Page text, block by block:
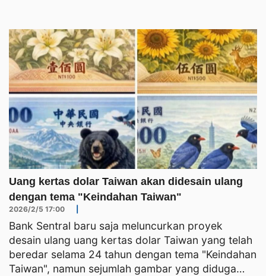
Uang kertas dolar Taiwan akan didesain ulang
dengan tema "Keindahan Taiwan"
2026/2/5 17:00
Bank Sentral baru saja meluncurkan proyek
desain ulang uang kertas dolar Taiwan yang telah
beredar selama 24 tahun dengan tema "Keindahan
Taiwan", namun sejumlah gambar yang diduga